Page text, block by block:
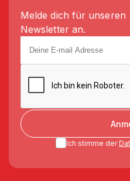
Melde dich für unseren
Newsletter an.
Ich stimme der